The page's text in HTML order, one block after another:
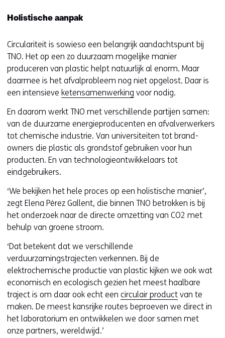
Holistische aanpak
Circulariteit is sowieso een belangrijk aandachtspunt bij
TNO. Het op een zo duurzaam mogelijke manier
produceren van plastic helpt natuurlijk al enorm. Maar
daarmee is het afvalprobleem nog niet opgelost. Daar is
een intensieve ketensamenwerking voor nodig.
En daarom werkt TNO met verschillende partijen samen:
van de duurzame energieproducenten en afvalverwerkers
tot chemische industrie. Van universiteiten tot brand-
owners die plastic als grondstof gebruiken voor hun
producten. En van technologieontwikkelaars tot
eindgebruikers.
‘We bekijken het hele proces op een holistische manier’,
zegt Elena Pérez Gallent, die binnen TNO betrokken is bij
het onderzoek naar de directe omzetting van CO2 met
behulp van groene stroom.
‘Dat betekent dat we verschillende
verduurzamingstrajecten verkennen. Bij de
elektrochemische productie van plastic kijken we ook wat
economisch en ecologisch gezien het meest haalbare
traject is om daar ook echt een circulair product van te
maken. De meest kansrijke routes beproeven we direct in
het laboratorium en ontwikkelen we door samen met
onze partners, wereldwijd.’